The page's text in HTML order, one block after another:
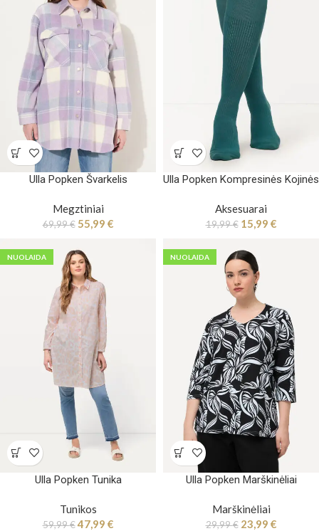
Ulla Popken Švarkelis
Megztiniai
69,99€ 55,99 €
Ulla Popken Kompresinės Kojinės
Aksesuarai
19,99€ 15,99 €
NUOLAIDA
Ulla Popken Tunika
Tunikos
59,99€47,99 €
NUOLAIDA
Ulla Popken Marškinėliai
Marškinėliai
29,99€ 23,99 €